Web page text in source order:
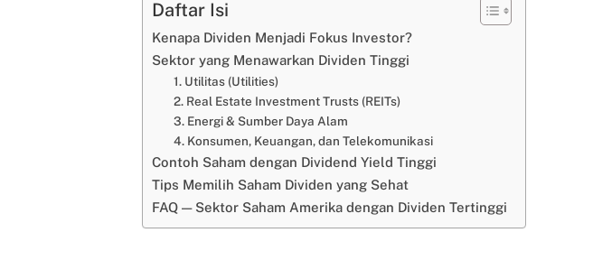
Daftar Isi
Kenapa Dividen Menjadi Fokus Investor?
Sektor yang Menawarkan Dividen Tinggi
1. Utilitas (Utilities)
2. Real Estate Investment Trusts (REITs)
3. Energi & Sumber Daya Alam
4. Konsumen, Keuangan, dan Telekomunikasi
Contoh Saham dengan Dividend Yield Tinggi
Tips Memilih Saham Dividen yang Sehat
FAQ — Sektor Saham Amerika dengan Dividen Tertinggi